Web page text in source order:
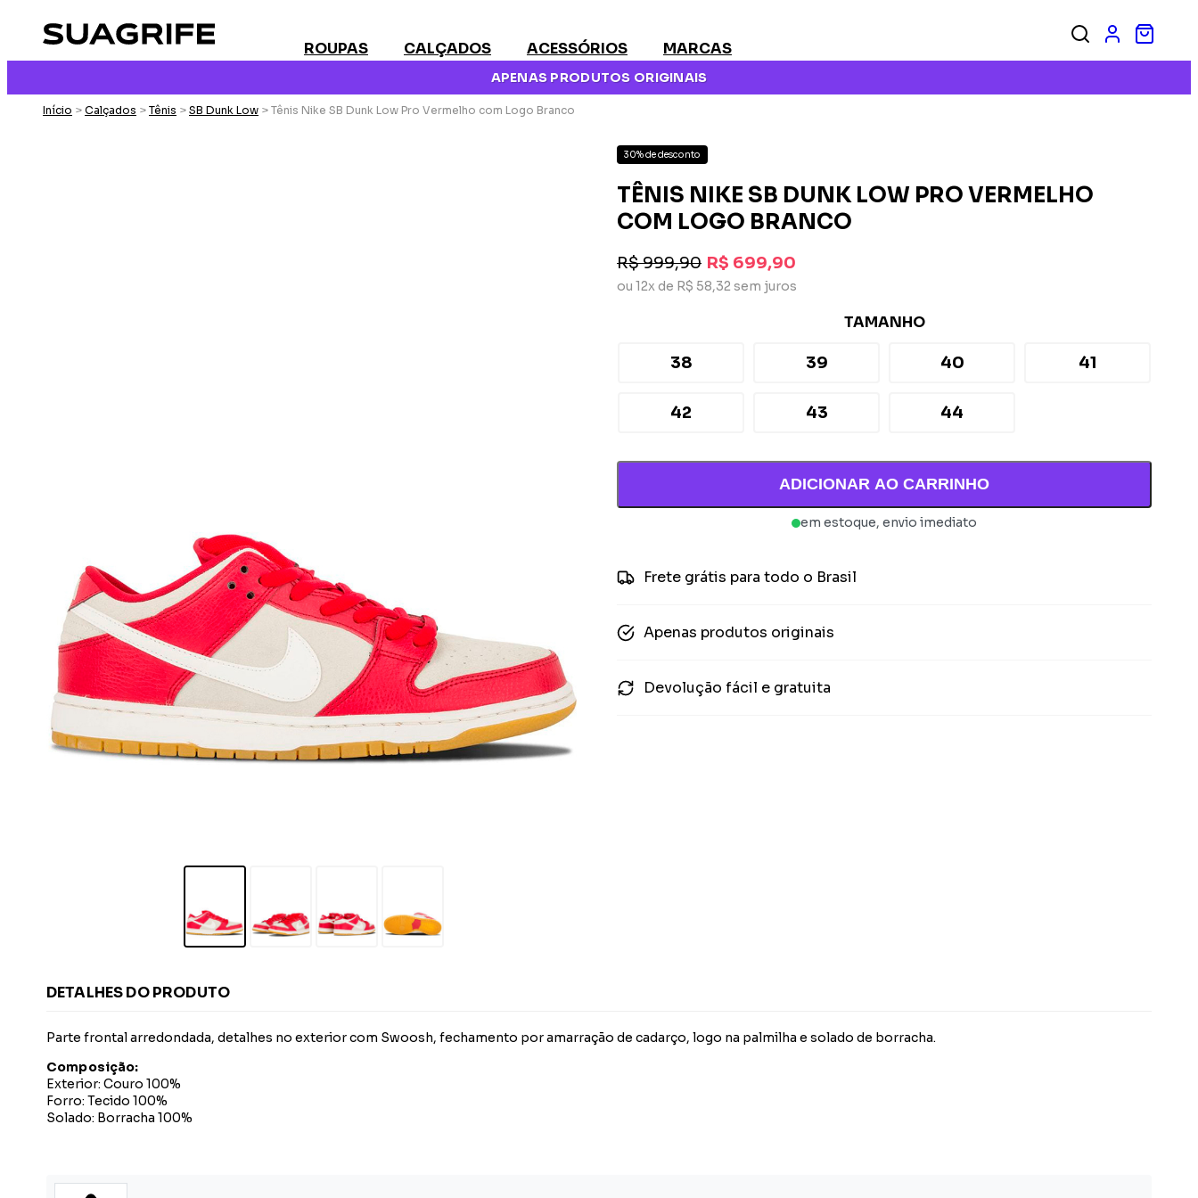
ROUPAS CALÇADOS ACESSÓRIOS MARCAS
APENAS PRODUTOS ORIGINAIS
Início > Calçados > Tênis > SB Dunk Low > Tênis Nike SB Dunk Low Pro Vermelho com Logo Branco
30% de desconto
TÊNIS NIKE SB DUNK LOW PRO VERMELHO
COM LOGO BRANCO
R$ 999,90 R$ 699,90
ou 12x de R$ 58,32 sem juros
TAMANHO
38 39 40 41
42 43 44
ADICIONAR AO CARRINHO
em estoque, envio imediato
Frete grátis para todo o Brasil
Apenas produtos originais
Devolução fácil e gratuita
DETALHES DO PRODUTO
Parte frontal arredondada, detalhes no exterior com Swoosh, fechamento por amarração de cadarço, logo na palmilha e solado de borracha.
Composição:
Exterior: Couro 100%
Forro: Tecido 100%
Solado: Borracha 100%